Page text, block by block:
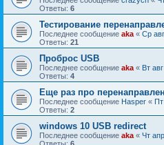
Ответы: 6
Тестирование
Последнее сообщение aka « Ср
Ответы: 21
Проброс USB
Последнее сообщение aka « Вт
Ответы: 4
Еще раз про
Последнее сообщение Hasper « Пт
Ответы: 2
windows 10 USB redirect
Последнее сообщение aka « Чт